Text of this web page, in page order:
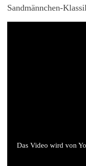
Sandmännchen-
Das Video wird von